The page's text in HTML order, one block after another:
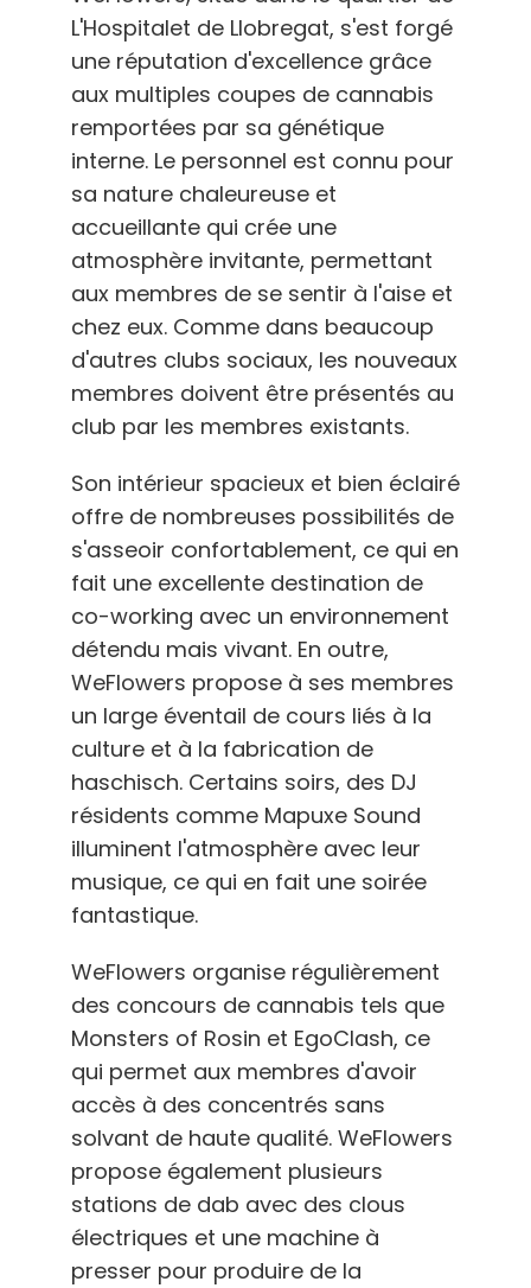
L'Hospitalet de Llobregat, s'est forgé
une réputation d'excellence grâce
aux multiples coupes de cannabis
remportées par sa génétique
interne. Le personnel est connu pour
sa nature chaleureuse et
accueillante qui crée une
atmosphère invitante, permettant
aux membres de se sentir à l'aise et
chez eux. Comme dans beaucoup
d'autres clubs sociaux, les nouveaux
membres doivent être présentés au
club par les membres existants.
Son intérieur spacieux et bien éclairé
offre de nombreuses possibilités de
s'asseoir confortablement, ce qui en
fait une excellente destination de
co-working avec un environnement
détendu mais vivant. En outre,
WeFlowers propose à ses membres
un large éventail de cours liés à la
culture et à la fabrication de
haschisch. Certains soirs, des DJ
résidents comme Mapuxe Sound
illuminent l'atmosphère avec leur
musique, ce qui en fait une soirée
fantastique.
WeFlowers organise régulièrement
des concours de cannabis tels que
Monsters of Rosin et EgoClash, ce
qui permet aux membres d'avoir
accès à des concentrés sans
solvant de haute qualité. WeFlowers
propose également plusieurs
stations de dab avec des clous
électriques et une machine à
presser pour produire de la